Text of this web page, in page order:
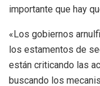
importante que hay
«Los gobiernos
los estamentos de
están criticando las
buscando los